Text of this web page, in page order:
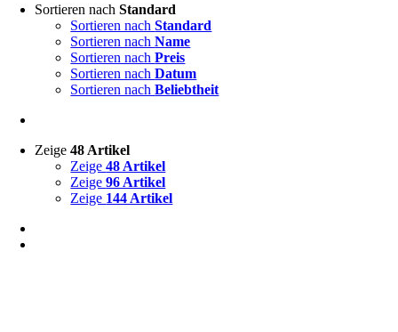
Sortieren nachStandard
Sortieren nachStandard
Sortieren nachName
Sortieren nachPreis
Sortieren nachDatum
Sortieren nachBeliebtheit
Zeige48 Artikel
Zeige48 Artikel
Zeige96 Artikel
Zeige 144 Artikel